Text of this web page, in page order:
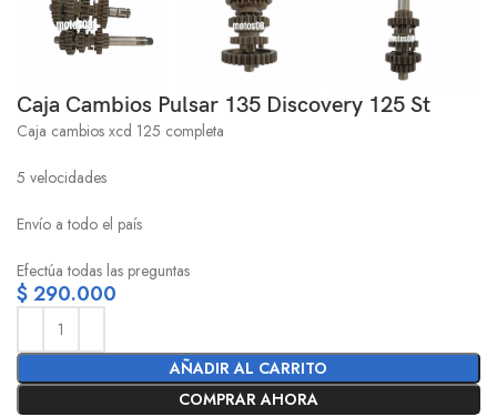
Caja Cambios Pulsar 135 Discovery 125 St
Caja cambios xcd 125 completa
5 velocidades
Envío a todo el país
Efectúa todas las preguntas
$290.000
AÑADIR AL CARRITO
COMPRAR AHORA